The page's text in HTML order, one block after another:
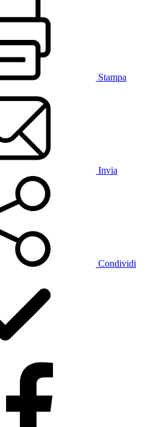
Stampa
Invia
Condividi